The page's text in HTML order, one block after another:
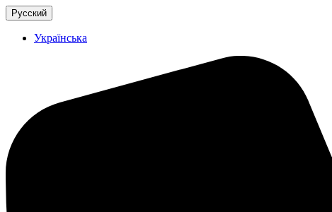
Русский
Українська